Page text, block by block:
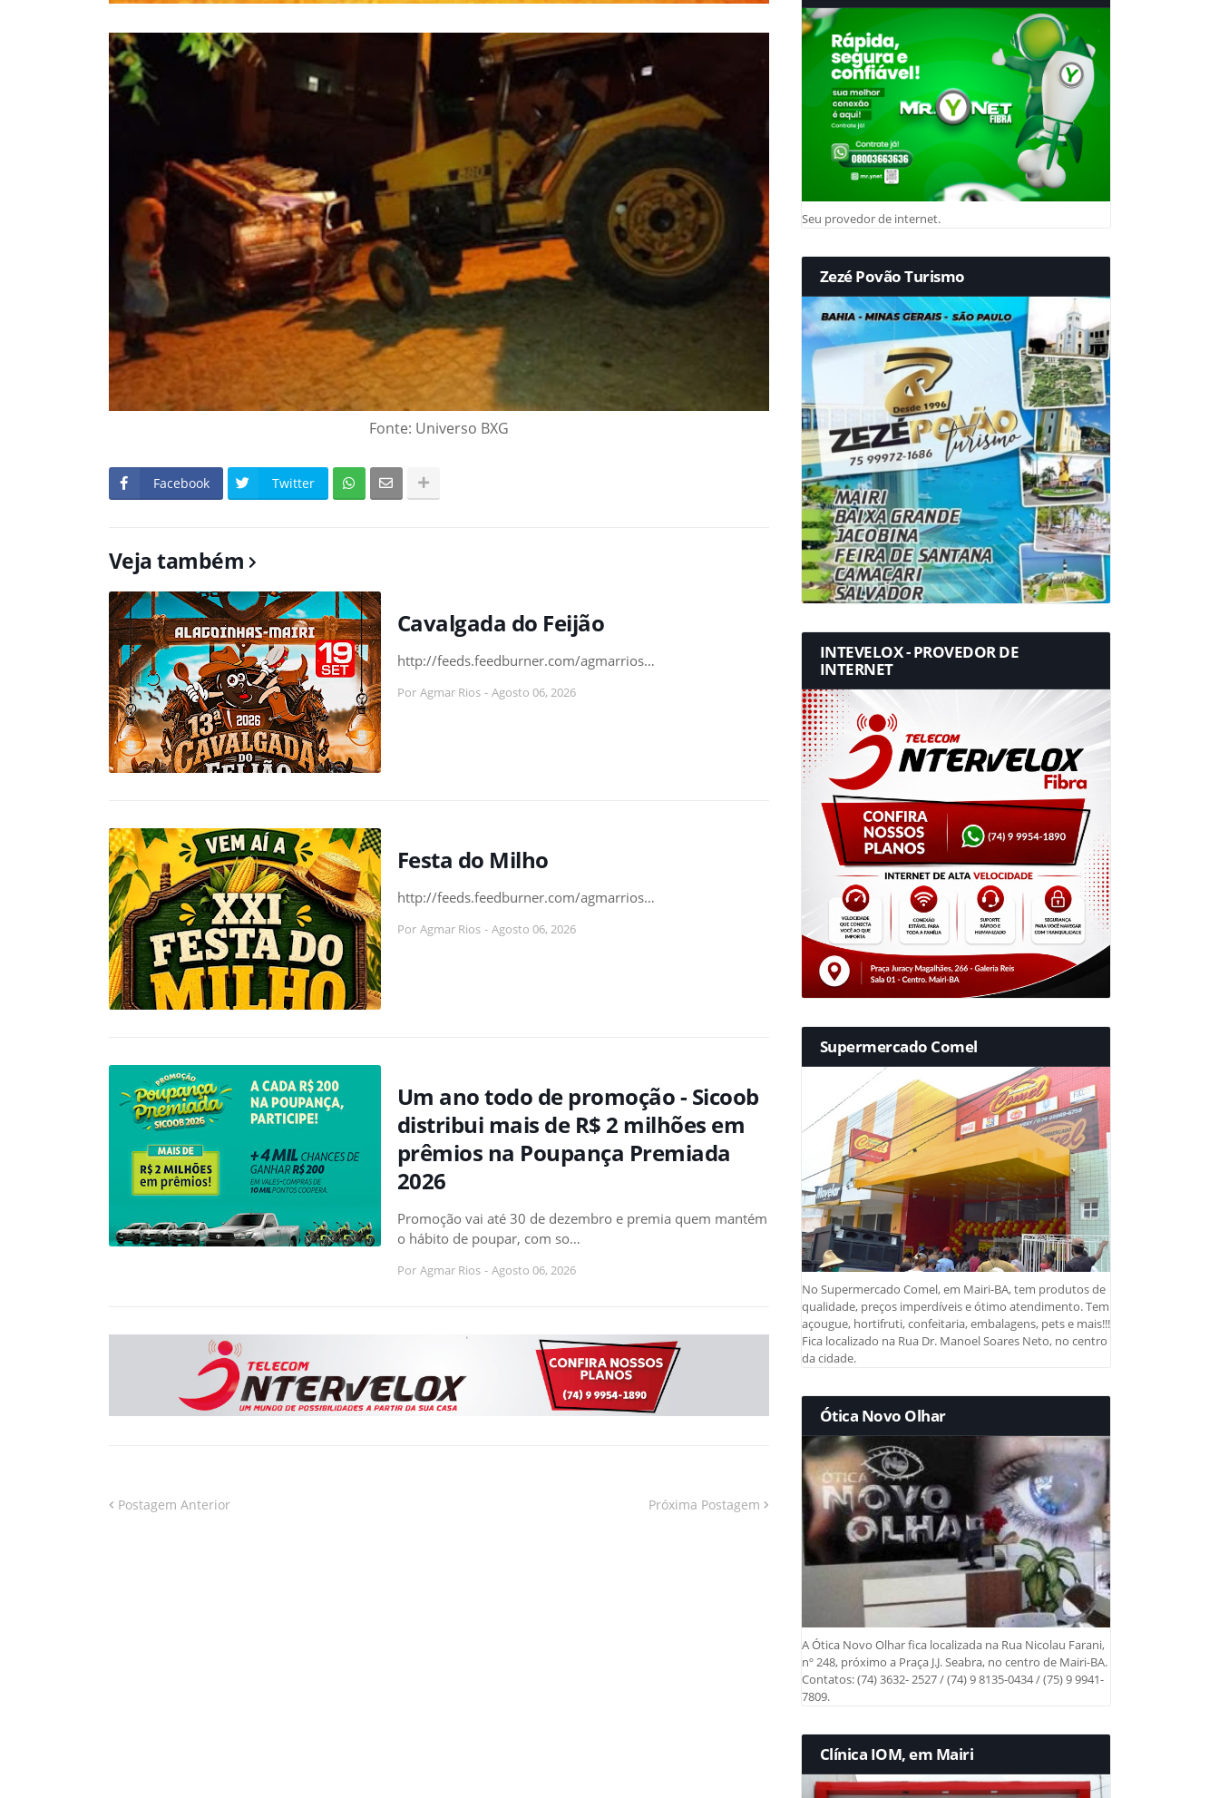
Fonte: Universo BXG
Facebook Twitter
Veja também
Cavalgada do Feijão
http://feeds.feedburner.com/agmarrios…
Por Agmar Rios - Agosto 06, 2026
Festa do Milho
http://feeds.feedburner.com/agmarrios…
Por Agmar Rios - Agosto 06, 2026
Um ano todo de promoção - Sicoob
distribui mais de R$ 2 milhões em
prêmios na Poupança Premiada
2026
Promoção vai até 30 de dezembro e premia quem mantém
o hábito de poupar, com so…
Por Agmar Rios - Agosto 06, 2026
Postagem Anterior Próxima Postagem
Seu provedor de internet.
Zezé Povão Turismo
INTEVELOX - PROVEDOR DE
INTERNET
Supermercado Comel
No Supermercado Comel, em Mairi-BA, tem produtos de
qualidade, preços imperdíveis e ótimo atendimento. Tem
açougue, hortifruti, confeitaria, embalagens, pets e mais!!!
Fica localizado na Rua Dr. Manoel Soares Neto, no centro
da cidade.
Ótica Novo Olhar
A Ótica Novo Olhar fica localizada na Rua Nicolau Farani,
nº 248, próximo a Praça J.J. Seabra, no centro de Mairi-BA.
Contatos: (74) 3632- 2527 / (74) 9 8135-0434 / (75) 9 9941-
7809.
Clínica IOM, em Mairi